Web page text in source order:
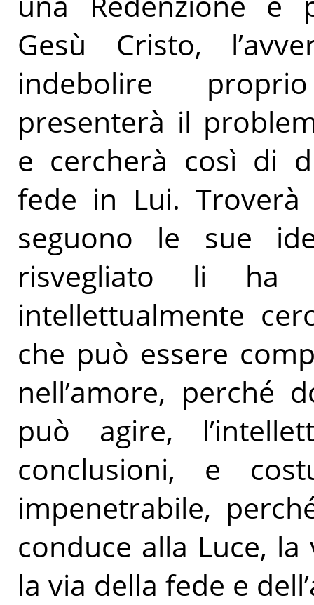
Gesù Cristo,
indebolire
presenterà il
e cercherà così di
fede in Lui.
seguono le sue
risvegliato li ha
intellettualmente
che può essere
nell’amore, perché
può agire,
conclusioni, e
impenetrabile,
conduce alla Luce,
la via della fede e